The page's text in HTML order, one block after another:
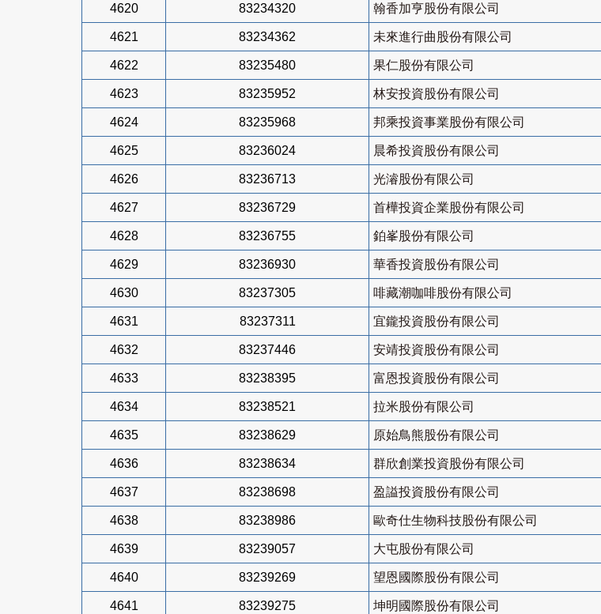
4620 83234320 翰香加亨股份有限公司
4621 83234362 未來進行曲股份有限公司
4622 83235480 果仁股份有限公司
4623 83235952 林安投資股份有限公司
4624 83235968 邦乘投資事業股份有限公司
4625 83236024 晨希投資股份有限公司
4626 83236713 光濬股份有限公司
4627 83236729 首樺投資企業股份有限公司
4628 83236755 鉑峯股份有限公司
4629 83236930 華香投資股份有限公司
4630 83237305 啡藏潮咖啡股份有限公司
4631 83237311 宜鑨投資股份有限公司
4632 83237446 安靖投資股份有限公司
4633 83238395 富恩投資股份有限公司
4634 83238521 拉米股份有限公司
4635 83238629 原始鳥熊股份有限公司
4636 83238634 群欣創業投資股份有限公司
4637 83238698 盈謚投資股份有限公司
4638 83238986 歐奇仕生物科技股份有限公司
4639 83239057 大屯股份有限公司
4640 83239269 望恩國際股份有限公司
4641 83239275 坤明國際股份有限公司